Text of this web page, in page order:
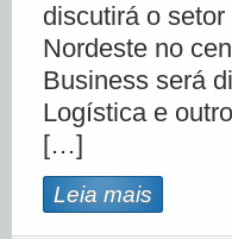
discutirá o
Nordeste no
Business será
Logística e
[…]
Leia mais